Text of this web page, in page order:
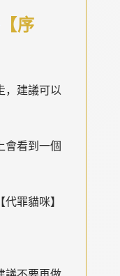
序
，建議可以
會看到一個
罪貓咪】